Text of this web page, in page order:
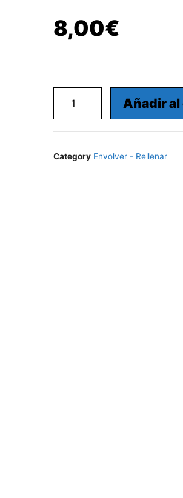
8,00€
Añadir
Category Envolver - Rellenar